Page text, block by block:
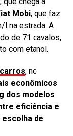
Mobi, que faz
l na estrada. A
de 71 cavalos,
com etanol.
, no
econômicos
dos modelos
eficiência e
escolha de